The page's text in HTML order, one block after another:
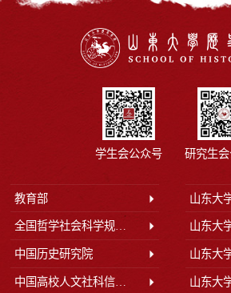
学生会公众号 研究生
教育部 山东大
全国哲学社会科学规划办公室 山东大
中国历史研究院
中国高校人文社科信息网